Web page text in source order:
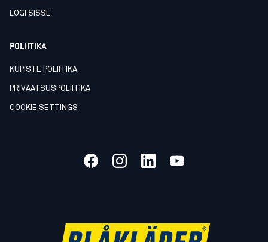
LOGI SISSE
POLIITIKA
KÜPISTE POLIITIKA
PRIVAATSUSPOLIITIKA
COOKIE SETTINGS